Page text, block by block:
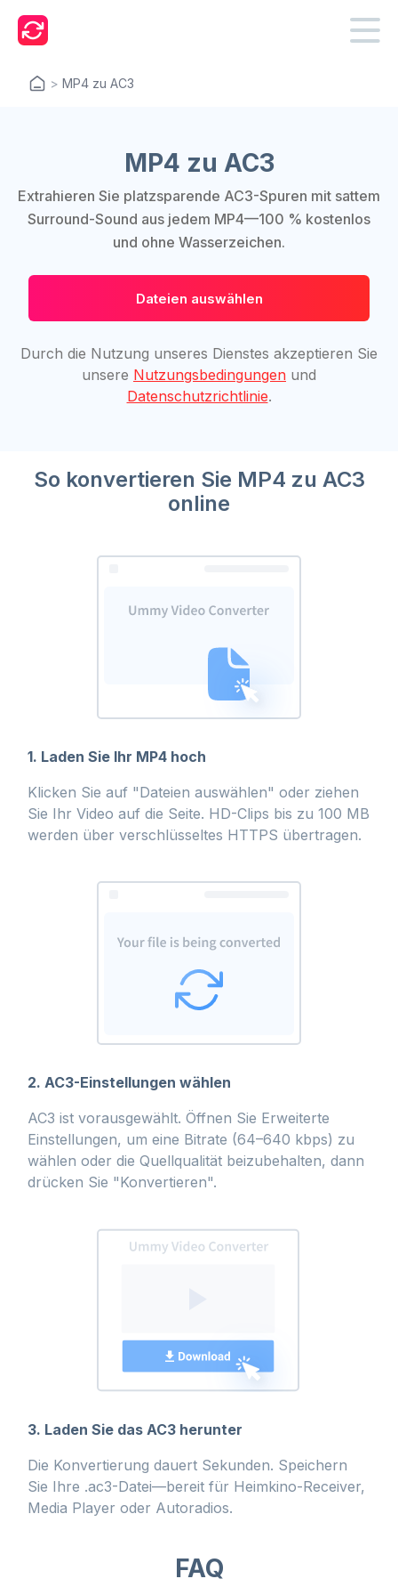
> MP4 zu AC3
MP4 zu AC3
Extrahieren Sie platzsparende AC3-Spuren mit sattem
Surround-Sound aus jedem MP4—100 % kostenlos
und ohne Wasserzeichen.
Dateien auswählen
Durch die Nutzung unseres Dienstes akzeptieren Sie
unsere Nutzungsbedingungen und
Datenschutzrichtlinie.
So konvertieren Sie MP4 zu AC3
online
1. Laden Sie Ihr MP4 hoch
Klicken Sie auf "Dateien auswählen" oder ziehen
Sie Ihr Video auf die Seite. HD-Clips bis zu 100 MB
werden über verschlüsseltes HTTPS übertragen.
2. AC3-Einstellungen wählen
AC3 ist vorausgewählt. Öffnen Sie Erweiterte
Einstellungen, um eine Bitrate (64–640 kbps) zu
wählen oder die Quellqualität beizubehalten, dann
drücken Sie "Konvertieren".
3. Laden Sie das AC3 herunter
Die Konvertierung dauert Sekunden. Speichern
Sie Ihre .ac3-Datei—bereit für Heimkino-Receiver,
Media Player oder Autoradios.
FAQ